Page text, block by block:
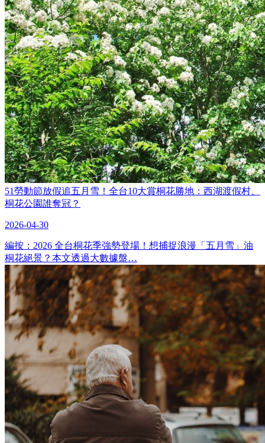
51勞動節放假追五月雪！全台10大賞桐花勝地：西湖渡假村、
桐花公園誰奪冠？
2026-04-30
編按：2026 全台桐花季強勢登場！想捕捉浪漫「五月雪」油
桐花絕景？本文透過大數據盤…